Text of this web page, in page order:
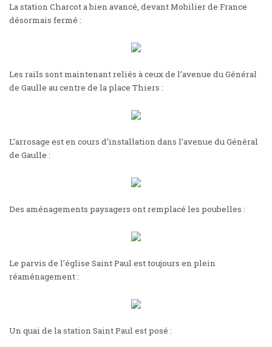
La station Charcot a bien avancé, devant Mobilier de France
désormais fermé :
Les rails sont maintenant reliés à ceux de l’avenue du Général
de Gaulle au centre de la place Thiers :
L’arrosage est en cours d’installation dans l’avenue du Général
de Gaulle :
Des aménagements paysagers ont remplacé les poubelles :
Le parvis de l’église Saint Paul est toujours en plein
réaménagement :
Un quai de la station Saint Paul est posé :